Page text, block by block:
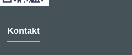
Kontakt